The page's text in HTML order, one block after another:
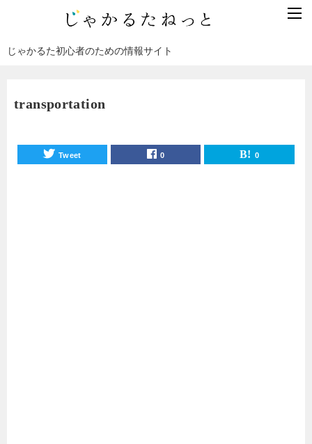
じゃかるた初心者のための情報サイト
transportation
Tweet 0 0